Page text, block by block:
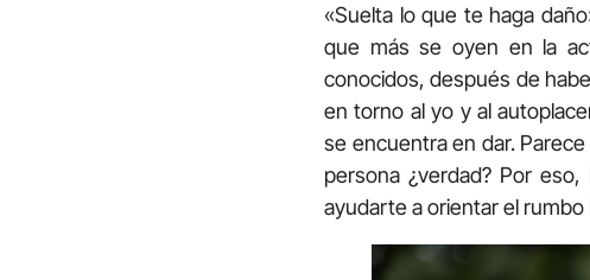
«Suelta lo que te haga
que más se oyen en la
conocidos, después de
en torno al yo y al
se encuentra en dar.
persona ¿verdad? Por
ayudarte a orientar el rumbo